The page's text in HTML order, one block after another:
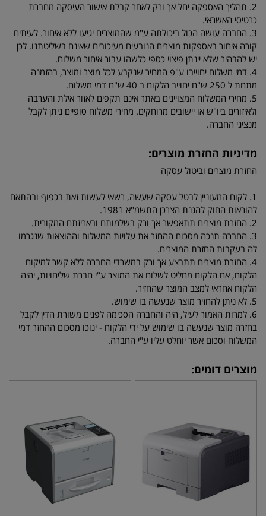
2. תהליך האספקה יחל אך ורק לאחר קבלת אישור העיסקה מחברת
כרטיסי האשראי.
3. החברה עושה הכול ביכולתה ע"מ שהמוצרים יגיעו ללא איחור. לעיתים
קורה איחור באספקות מוצרים הנובעים מעיכובים שאינם בשליטתנו. לכן
יש להבהיר שלא יינתן פיצוי כספי כלשהו עבור איחור משלוח.
4. דמי משלוח יחוייבו ע"פ המחיר שנקבע לכל מוצר ומוצר, בהזמנה
מתחת ל 250 ש"ח יחוייב הלקוח ב 40 ש"ח דמי משלוח.
5. מחירי המשלוח המצויינים באתר אינם תקפים לאזור אילת והערבה
ולאיזורים ביו"ש או יישובים מרוחקים. מחירי משלוח סופיים ניתן לקבל
מנציגי החברה.
מדיניות החזרת מוצרים:
החזרת מוצרים וביטול עסקה
1. לקוח המעוניין לבטל עסקה שעשה, רשאי לעשות זאת בכפוף ובהתאם
להוראות החוק להגנת הצרכן התשמ"א 1981.
2. החזרת מוצרים תתאפשר אך ורק בשלמותם ובאריזתם המקורית.
3. החברה תנכה מסכום ההחזר את עלויות המשלוח וההוצאות שנגרמו
לה בעקבות החזרת המוצרים.
4. החזרת מוצרים תתבצע אך ורק במשרדי החברה ללא קשר למיקום
הלקוח, אם הלקוח מחליט לשלוח את המוצר ע"י חברת שליחויות, יהיה
הלקוח אחראי למצב המוצר שהחזיר.
5. לא ניתן להחזיר מוצר שנעשה בו שימוש.
6. למרות האמור לעיל, היה והחברה הסכימה לפנים משורת הדין לקבל
בחזרה מוצר שנעשה בו שימוש על ידי הלקוח - ינוכו מסכום ההחזר דמי
המשלוח וסכום אשר יוחלט עליו ע"י החברה.
מוצרים דומים: